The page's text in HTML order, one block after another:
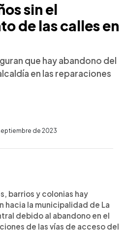
sin el
de las calles en
que hay abandono del
en las reparaciones
de 2023
barrios y colonias hay
hacia la municipalidad de La
debido al abandono en el
de las vías de acceso del